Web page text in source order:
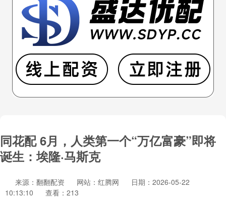
同花配 6月，人类第一个“万亿富豪”即将
诞生：埃隆·马斯克
来源：翻翻配资 网站：红腾网
日期：2026-05-22
10:13:10
查看：213